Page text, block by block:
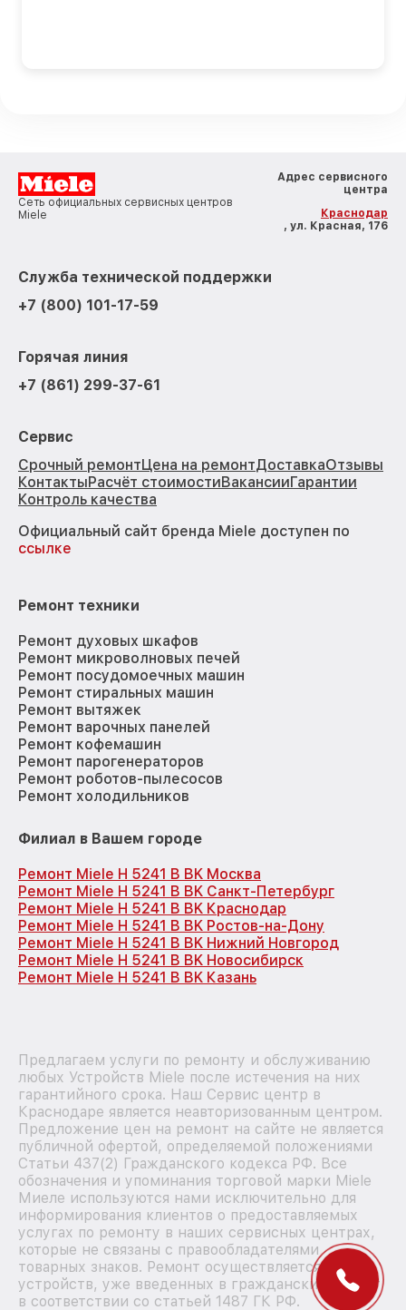
Сеть официальных сервисных центров
Miele
Адрес сервисного
центра
Краснодар
, ул. Красная, 176
Служба технической поддержки
+7 (800) 101-17-59
Горячая линия
+7 (861) 299-37-61
Сервис
Срочный ремонтЦена на ремонтДоставкаОтзывы
КонтактыРасчёт стоимостиВакансииГарантии
Контроль качества
Официальный сайт бренда Miele доступен по
ссылке
Ремонт техники
Ремонт духовых шкафов
Ремонт микроволновых печей
Ремонт посудомоечных машин
Ремонт стиральных машин
Ремонт вытяжек
Ремонт варочных панелей
Ремонт кофемашин
Ремонт парогенераторов
Ремонт роботов-пылесосов
Ремонт холодильников
Филиал в Вашем городе
Ремонт Miele H 5241 B BK Москва
Ремонт Miele H 5241 B BK Санкт-Петербург
Ремонт Miele H 5241 B BK Краснодар
Ремонт Miele H 5241 B BK Ростов-на-Дону
Ремонт Miele H 5241 B BK Нижний Новгород
Ремонт Miele H 5241 B BK Новосибирск
Ремонт Miele H 5241 B BK Казань
Предлагаем услуги по ремонту и обслуживанию
любых Устройств Miele после истечения на них
гарантийного срока. Наш Сервис центр в
Краснодаре является неавторизованным центром.
Предложение цен на ремонт на сайте не является
публичной офертой, определяемой положениями
Статьи 437(2) Гражданского кодекса РФ. Все
обозначения и упоминания торговой марки Miele
Миеле используются нами исключительно для
информирования клиентов о предоставляемых
услугах по ремонту в наших сервисных центрах,
которые не связаны с правообладателями
товарных знаков. Ремонт осуществляется для
устройств, уже введенных в гражданский оборот
в соответствии со статьей 1487 ГК РФ.